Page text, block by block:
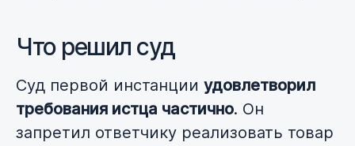
Что решил суд
Суд первой инстанции удовлетворил
требования истца частично. Он
запретил ответчику реализовать товар